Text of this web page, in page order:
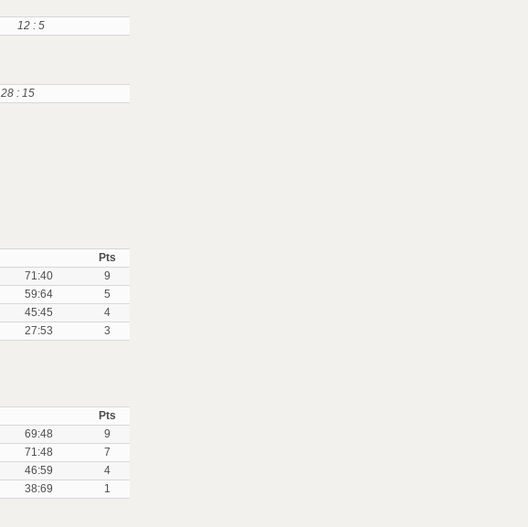
12 : 5
28 : 15
Pts
71:40
9
59:64
5
45:45
4
27:53 3
Pts
69:48
9
71:48
7
46:59
4
38:69 1